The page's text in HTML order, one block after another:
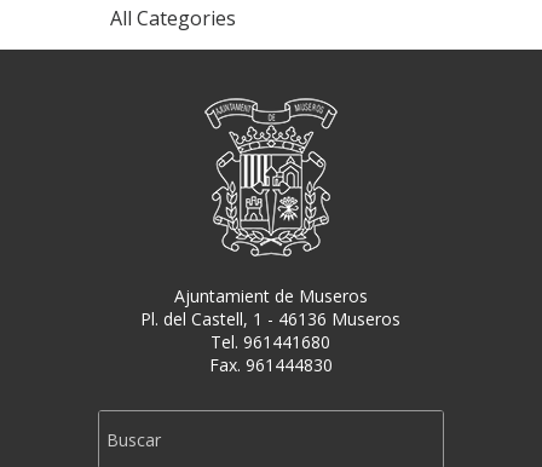
All Categories
Ajuntamient de Museros
Pl. del Castell, 1 - 46136 Museros
Tel. 961441680
Fax. 961444830